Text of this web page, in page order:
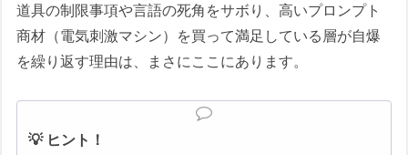
道具の制限事項や言語の死角をサボり、高いプロンプト
商材（電気刺激マシン）を買って満足している層が自爆
を繰り返す理由は、まさにここにあります。
💡 ヒント！